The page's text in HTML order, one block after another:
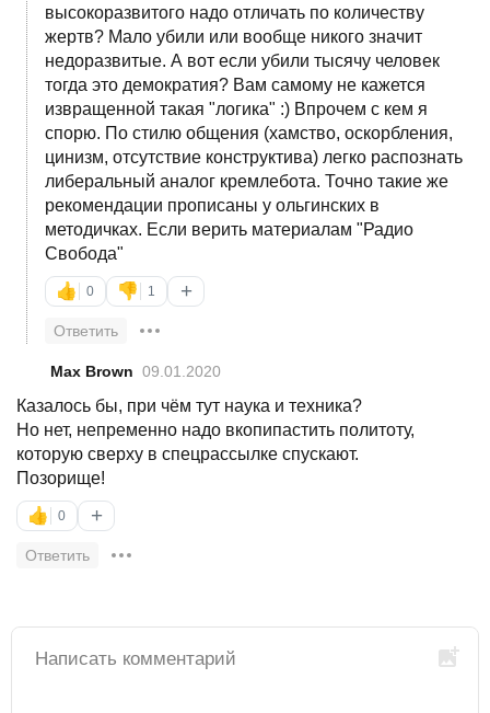
высокоразвитого надо отличать по количеству
жертв? Мало убили или вообще никого значит
недоразвитые. А вот если убили тысячу человек
тогда это демократия? Вам самому не кажется
извращенной такая "логика" :) Впрочем с кем я
спорю. По стилю общения (хамство, оскорбления,
цинизм, отсутствие конструктива) легко распознать
либеральный аналог кремлебота. Точно такие же
рекомендации прописаны у ольгинских в
методичках. Если верить материалам "Радио
Свобода"
👍 0 👎 1 +
Ответить
Max Brown 09.01.2020
Казалось бы, при чём тут наука и техника?
Но нет, непременно надо вкопипастить политоту,
которую сверху в спецрассылке спускают.
Позорище!
👍 0 +
Ответить